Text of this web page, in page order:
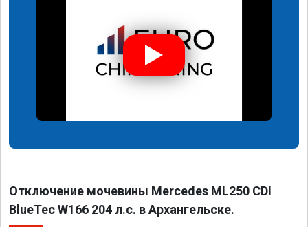
Отключение мочевины Mercedes ML250 CDI
BlueTec W166 204 л.с. в Архангельске.